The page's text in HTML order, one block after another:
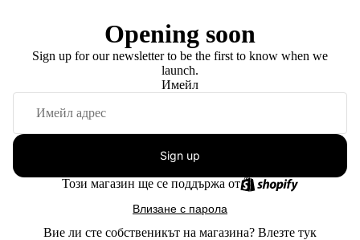
Opening soon
Sign up for our newsletter to be the first to know when we
launch.
Имейл
Sign up
Този магазин ще се поддържа от
Влизане с парола
Вие ли сте собственикът на магазина? Влезте тук